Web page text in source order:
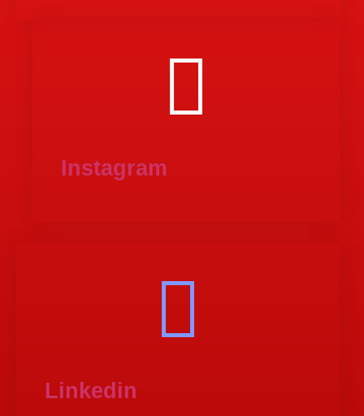
Instagram
Linkedin